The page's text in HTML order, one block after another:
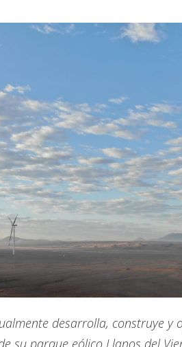
desarrolla, construye y
su parque eólico Llanos del